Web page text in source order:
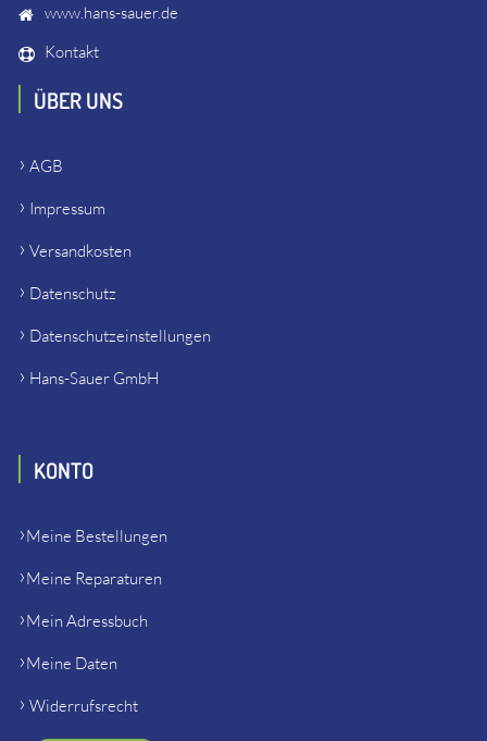
www.hans-sauer.de
Kontakt
ÜBER UNS
AGB
Impressum
Versandkosten
Datenschutz
Datenschutzeinstellungen
Hans-Sauer GmbH
KONTO
Meine Bestellungen
Meine Reparaturen
Mein Adressbuch
Meine Daten
Widerrufsrecht